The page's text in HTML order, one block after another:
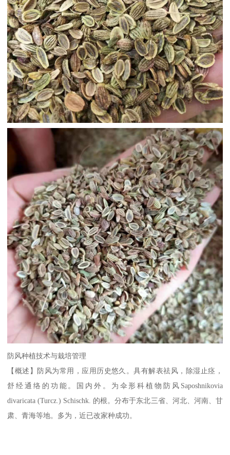
防风种植技术与栽培管理
【概述】防风为常用，应用历史悠久。具有解表祛风，除湿止痉，
舒经通络的功能。国内外。为伞形科植物防风Saposhnikovia
divaricata (Turcz.) Schischk. 的根。分布于东北三省、河北、河南、甘
肃、青海等地。多为，近已改家种成功。